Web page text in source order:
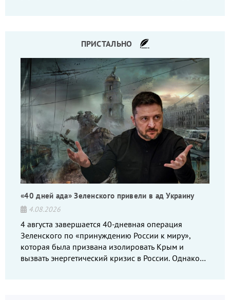
ПРИСТАЛЬНО
«40 дней ада» Зеленского привели в ад Украину
4.08.2026
4 августа завершается 40-дневная операция
Зеленского по «принуждению России к миру»,
которая была призвана изолировать Крым и
вызвать энергетический кризис в России. Однако